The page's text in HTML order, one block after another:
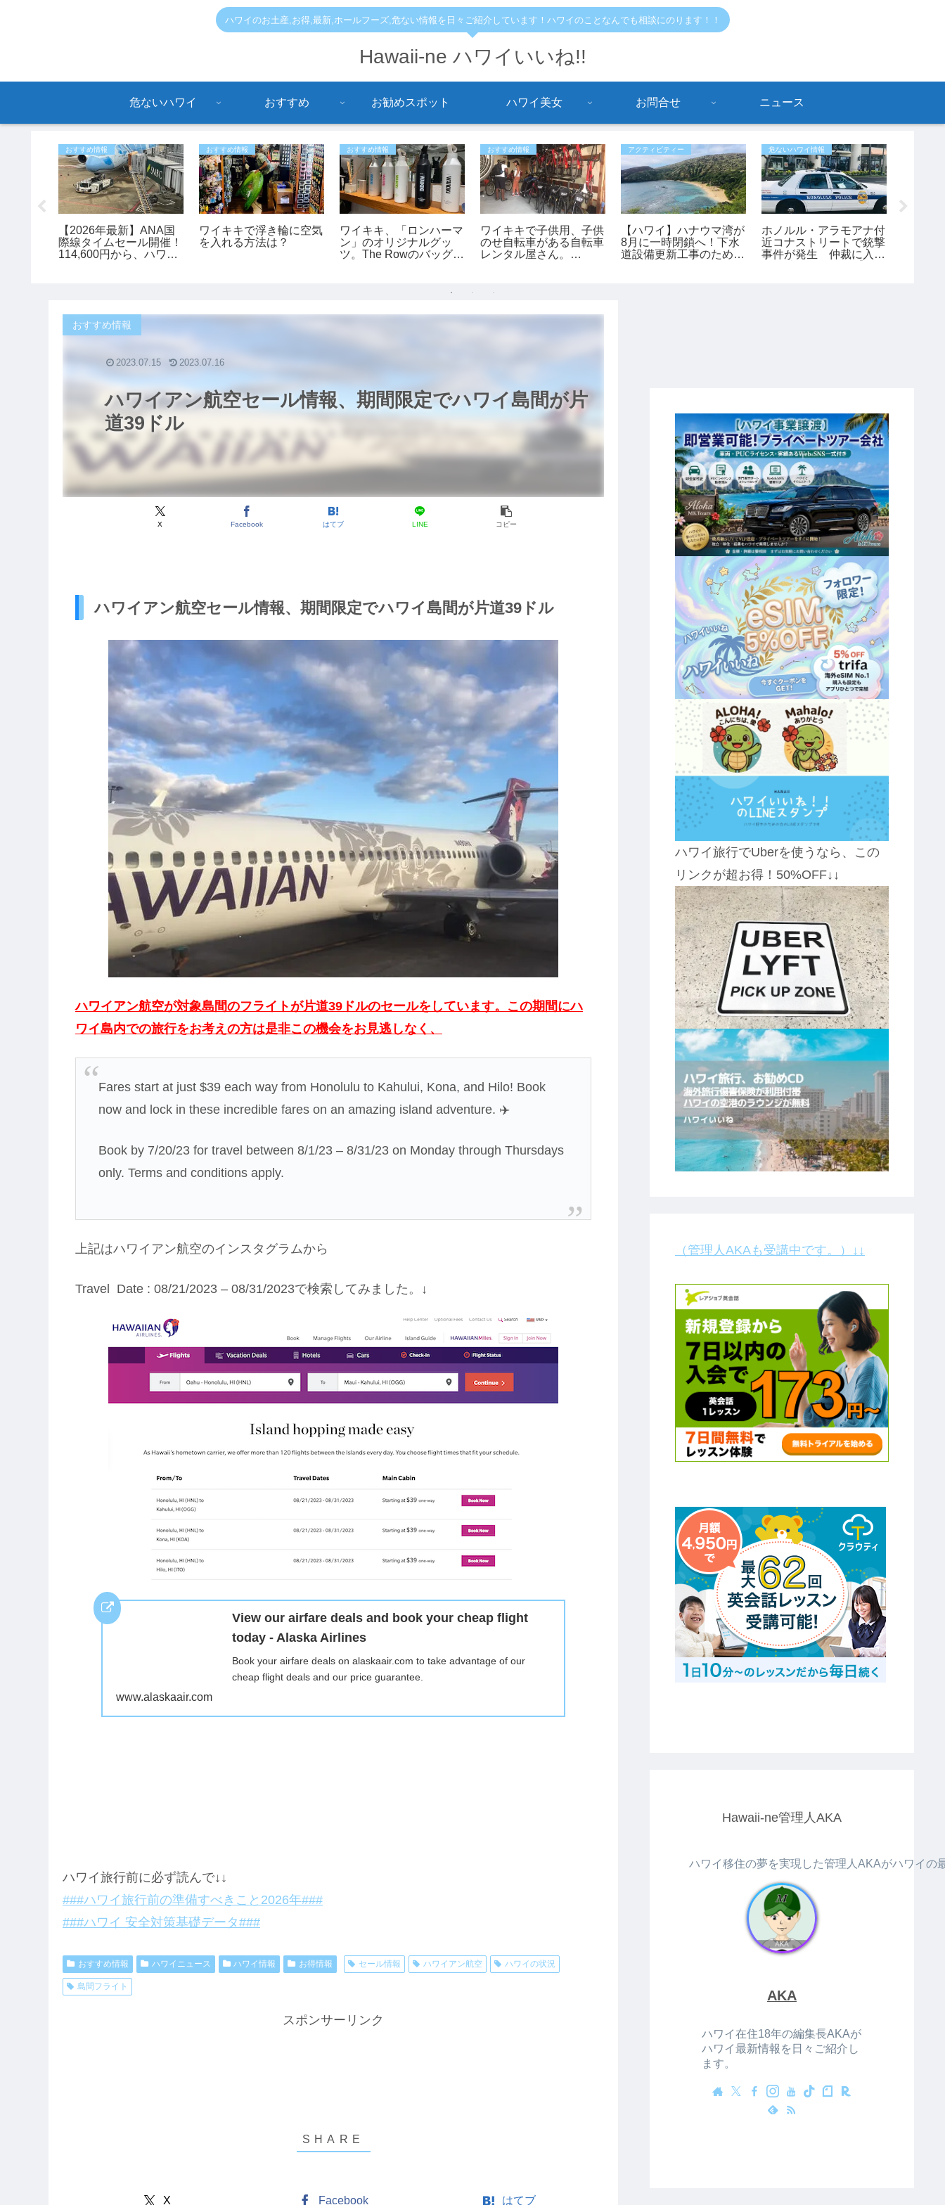
ハワイのお土産,お得,最新,ホールフーズ,危ない情報を日々ご紹介しています！ハワイのことなんでも相談にのります！！
Hawaii-ne ハワイいいね!!
危ないハワイ おすすめ お勧めスポット ハワイ美女 お問合せ ニュース
おすすめ情報
【2026年最新】ANA国
際線タイムセール開催！
114,600円から、ハワイ
おすすめ情報
ワイキキで浮き輪に空気
を入れる方法は？
おすすめ情報
ワイキキ、「ロンハーマ
ン」のオリジナルグッ
ツ。The Rowのバッグも
おすすめ情報
ワイキキで子供用、子供
のせ自転車がある自転車
レンタル屋さん。
アクティビティー
【ハワイ】ハナウマ湾が
8月に一時閉鎖へ！下水
道設備更新工事のため9
危ないハワイ情報
ホノルル・アラモアナ付
近コナストリートで銃撃
事件が発生 仲裁に入っ
ハワイアン航空セール情報、期間限定でハワイ島間が片
道39ドル
おすすめ情報
X Facebook はてブ LINE コピー
2023.07.15 2023.07.16
ハワイアン航空セール情報、期間限定でハワイ島間が片道39ドル
ハワイアン航空が対象島間のフライトが片道39ドルのセールをしています。この期間にハ
ワイ島内での旅行をお考えの方は是非この機会をお見逃しなく、
Fares start at just $39 each way from Honolulu to Kahului, Kona, and Hilo! Book
now and lock in these incredible fares on an amazing island adventure. ✈️
Book by 7/20/23 for travel between 8/1/23 – 8/31/23 on Monday through Thursdays
only. Terms and conditions apply.
上記はハワイアン航空のインスタグラムから
Travel Date : 08/21/2023 – 08/31/2023で検索してみました。↓
View our airfare deals and book your cheap flight
today - Alaska Airlines
Book your airfare deals on alaskaair.com to take advantage of our
cheap flight deals and our price guarantee.
www.alaskaair.com
ハワイ旅行前に必ず読んで↓↓
###ハワイ旅行前の準備すべきこと2026年###
###ハワイ 安全対策基礎データ###
おすすめ情報 ハワイニュース ハワイ情報 お得情報 セール情報 ハワイアン航空 ハワイの状況
島間フライト
スポンサーリンク
X Facebook はてブ
ハワイ旅行でUberを使うなら、この
リンクが超お得！50%OFF↓↓
（管理人AKAも受講中です。）↓↓
Hawaii-ne管理人AKA
ハワイ移住の夢を実現した管理人AKAがハワイの
AKA
ハワイ在住18年の編集長AKAが
ハワイ最新情報を日々ご紹介し
ます。